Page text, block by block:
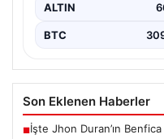
ALTIN
BTC
Son Eklenen Haberler
■İşte Jhon Duran’ın